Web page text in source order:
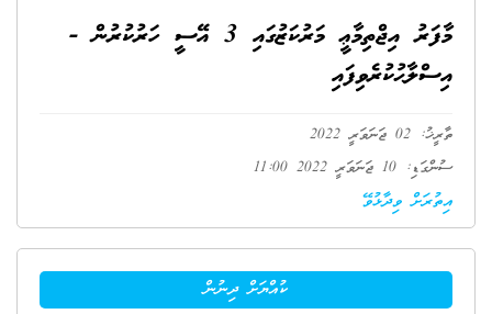
މާފަރު އިޖްތިމާޢީ މަރުކަޒުގައި 3 އޭސީ ހަރުކުރުން -
އިސްލާޙުކުރެވިފައި
ތާރީޚު: 02 ޖަނަވަރީ 2022
ސުންގަޑި: 10 ޖަނަވަރީ 2022 11:00
އިތުރަށް ވިދާޅުވޭ
ކުއްޔަށް ދިނުން